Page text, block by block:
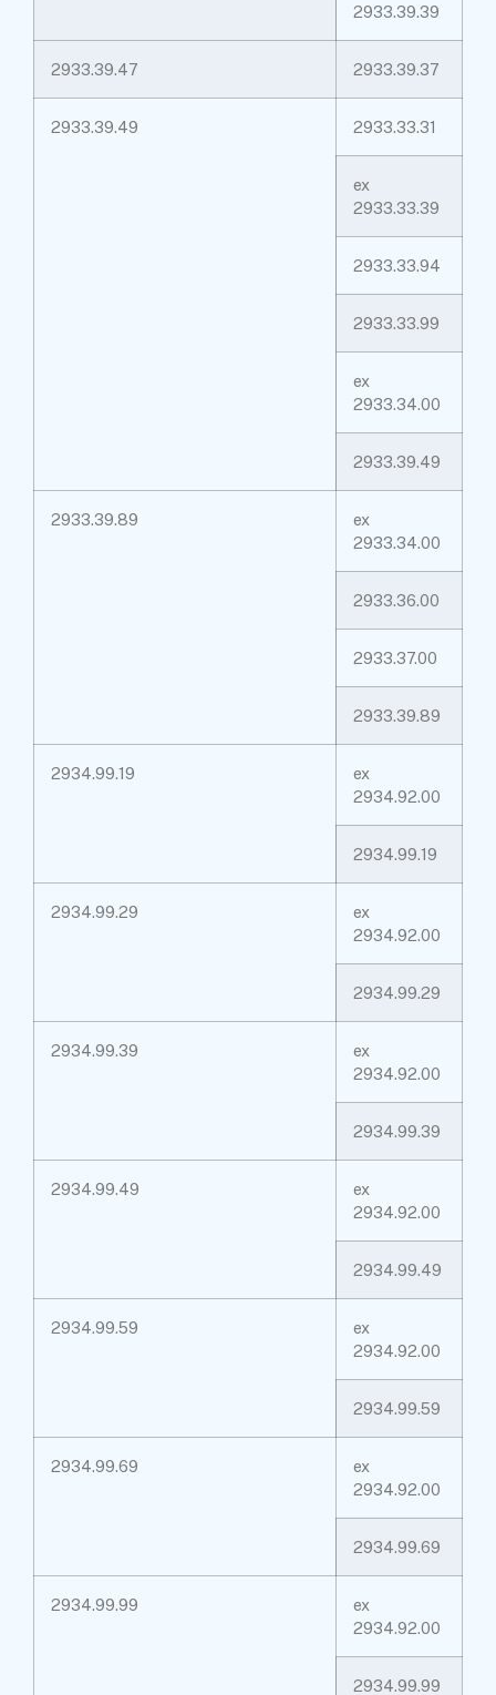
2933.39.39
2933.39.47 2933.39.37
2933.39.49 2933.33.31
ex
2933.33.39
2933.33.94
2933.33.99
ex
2933.34.00
2933.39.49
2933.39.89
ex
2933.34.00
2933.36.00
2933.37.00
2933.39.89
2934.99.19
ex
2934.92.00
2934.99.19
2934.99.29
ex
2934.92.00
2934.99.29
2934.99.39
ex
2934.92.00
2934.99.39
2934.99.49
ex
2934.92.00
2934.99.49
2934.99.59
ex
2934.92.00
2934.99.59
2934.99.69
ex
2934.92.00
2934.99.69
2934.99.99
ex
2934.92.00
2934.99.99